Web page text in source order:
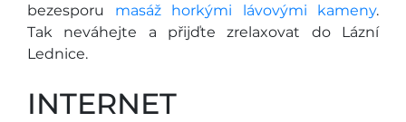
bezesporu masáž horkými lávovými kameny.
Tak neváhejte a přijďte zrelaxovat do Lázní
Lednice.
INTERNET